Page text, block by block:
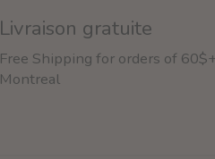
Livraison gratuite
Free Shipping for orders of
Montreal